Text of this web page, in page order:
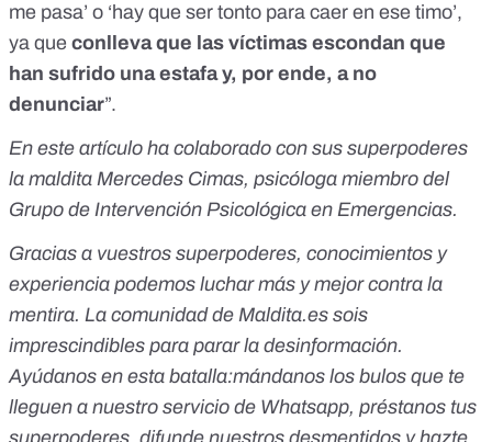
me pasa’ o ‘hay que ser tonto para caer en ese timo’,
ya que conlleva que las víctimas escondan que
han sufrido una estafa y, por ende, a no
denunciar”.
En este artículo ha colaborado con sus superpoderes
la maldita Mercedes Cimas, psicóloga miembro del
Grupo de Intervención Psicológica en Emergencias.
Gracias a vuestros superpoderes, conocimientos y
experiencia podemos luchar más y mejor contra la
mentira. La comunidad de Maldita.es sois
imprescindibles para parar la desinformación.
Ayúdanos en esta batalla:mándanos los bulos que te
lleguen a nuestro servicio de Whatsapp, préstanos tus